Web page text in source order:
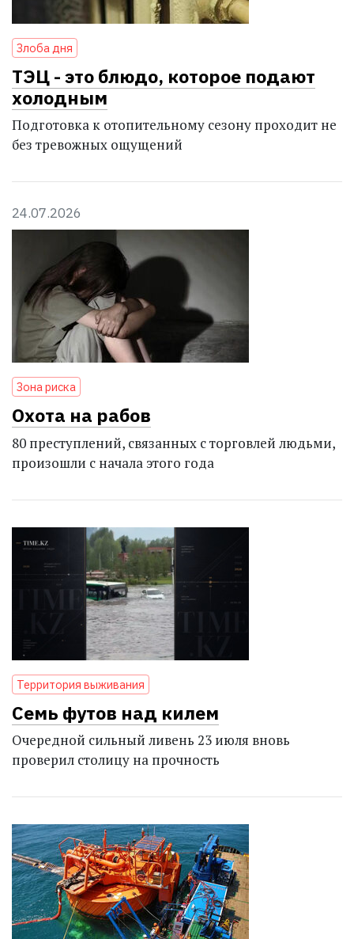
Злоба дня
ТЭЦ - это блюдо, которое подают
холодным
Подготовка к отопительному сезону проходит не
без тревожных ощущений
24.07.2026
Зона риска
Охота на рабов
80 преступлений, связанных с торговлей людьми,
произошли с начала этого года
Территория выживания
Семь футов над килем
Очередной сильный ливень 23 июля вновь
проверил столицу на прочность